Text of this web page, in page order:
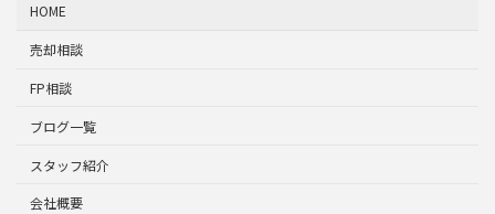
HOME
売却相談
FP相談
ブログ一覧
スタッフ紹介
会社概要